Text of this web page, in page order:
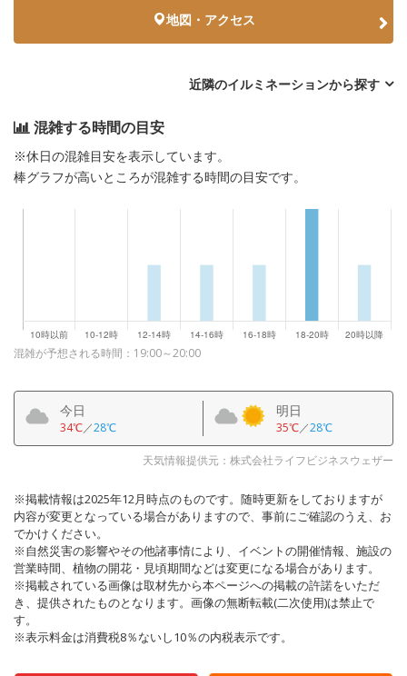
地図・アクセス
近隣のイルミネーションから探す
混雑する時間の目安
※休日の混雑目安を表示しています。
棒グラフが高いところが混雑する時間の目安です。
混雑が予想される時間：19:00～20:00
今日
34℃／28℃
明日
35℃／28℃
天気情報提供元：株式会社ライフビジネスウェザー
※掲載情報は2025年12月時点のものです。随時更新をしておりますが
内容が変更となっている場合がありますので、事前にご確認のうえ、お
でかけください。
※自然災害の影響やその他諸事情により、イベントの開催情報、施設の
営業時間、植物の開花・見頃期間などは変更になる場合があります。
※掲載されている画像は取材先から本ページへの掲載の許諾をいただ
き、提供されたものとなります。画像の無断転載(二次使用)は禁止で
す。
※表示料金は消費税8％ないし10％の内税表示です。